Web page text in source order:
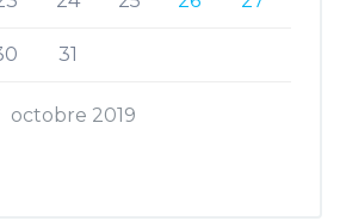
octobre 2019
31